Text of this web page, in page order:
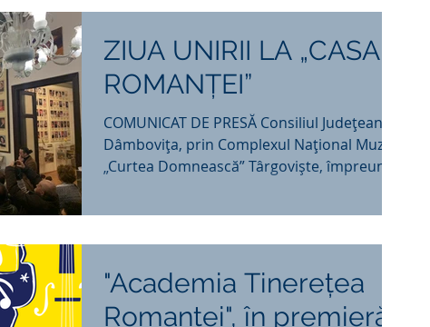
ZIUA UNIRII LA „CASA
ROMANȚEI”
COMUNICAT DE PRESĂ Consiliul Judeţean
Dâmboviţa, prin Complexul Naţional Muzeal
„Curtea Domnească” Târgovişte, împreună
"Academia Tinerețea
Romanței", în premieră